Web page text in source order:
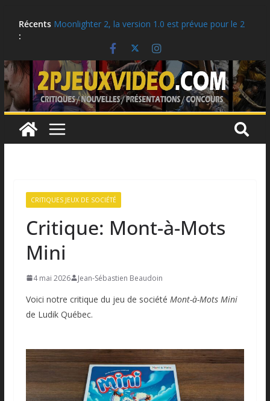
Récents
:
Critique: Kusan: City of Wolves
Moonlighter 2, la version 1.0 est prévue pour le 2
Critique: Hell Clock: Cursed War
LEGO: Des idées cadeaux pour la rentrée scolaire!
Ubisoft célèbre le 25e anniversaire de Tom
Clancy’s Ghost Recon
CRITIQUES JEUX DE SOCIÉTÉ
Critique: Mont-à-Mots
Mini
4 mai 2026 Jean-Sébastien Beaudoin
Voici notre critique du jeu de société Mont-à-Mots Mini
de Ludik Québec.